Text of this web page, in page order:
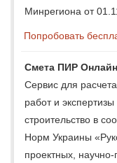
Минрегиона от
Попробовать
Смета ПИР Онлайн
Сервис для
работ и
строительство в
Норм Украины
проектных, научно-